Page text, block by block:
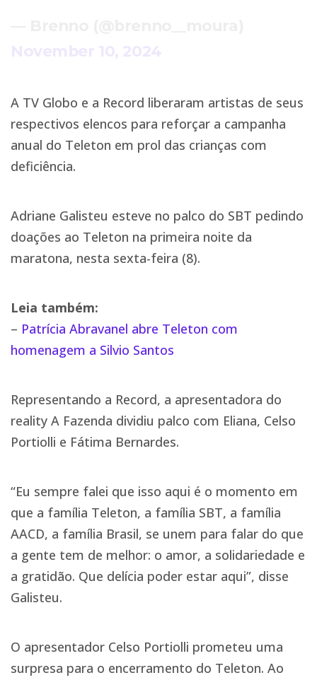
A TV Globo e a Record liberaram artistas de seus
respectivos elencos para reforçar a campanha
anual do Teleton em prol das crianças com
deficiência.
Adriane Galisteu esteve no palco do SBT pedindo
doações ao Teleton na primeira noite da
maratona, nesta sexta-feira (8).
Leia também:
– Patrícia Abravanel abre Teleton com
homenagem a Silvio Santos
Representando a Record, a apresentadora do
reality A Fazenda dividiu palco com Eliana, Celso
Portiolli e Fátima Bernardes.
“Eu sempre falei que isso aqui é o momento em
que a família Teleton, a família SBT, a família
AACD, a família Brasil, se unem para falar do que
a gente tem de melhor: o amor, a solidariedade e
a gratidão. Que delícia poder estar aqui”, disse
Galisteu.
O apresentador Celso Portiolli prometeu uma
surpresa para o encerramento do Teleton. Ao